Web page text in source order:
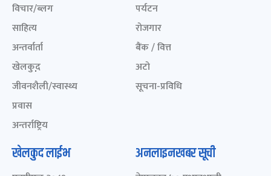
विचार/ब्लग
साहित्य
अन्तर्वार्ता
खेलकुद़़
जीवनशैली/स्वास्थ्य
प्रवास
अन्तर्राष्ट्रिय
पर्यटन
रोजगार
बैंक / वित्त
अटो
सूचना-प्रविधि
खेलकुद लाईभ अनलाइनखबर सूची